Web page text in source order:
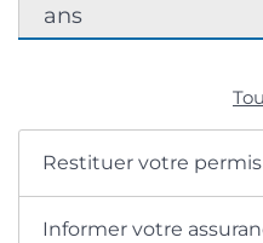
ans
Restituer votre
Informer votre